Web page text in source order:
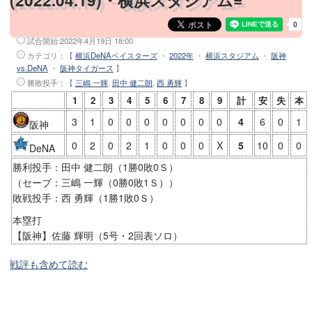
試合開始:2022年4月19日 18:00
カテゴリ：【 横浜DeNAベイスターズ ・ 2022年 ・ 横浜スタジアム ・ 阪神
vs.DeNA ・ 阪神タイガース 】
勝敗投手 ：【 三嶋 一輝 田中 健二朗 西 勇輝 】
1 2 3 4 5 6 7 8 9 計 安 失 本
阪神 3 1 0 0 0 0 0 0 0 4 6 0
1
DeNA
0 2 0 2 1 0 0 0 X 5 10 0
0
勝利投手：田中 健二朗（1勝0敗0Ｓ）
（セーブ：三嶋 一輝（0勝0敗1Ｓ））
敗戦投手：西 勇輝（1勝1敗0Ｓ）
本塁打
【阪神】佐藤 輝明（5号・2回表ソロ）
戦評も含めて読む